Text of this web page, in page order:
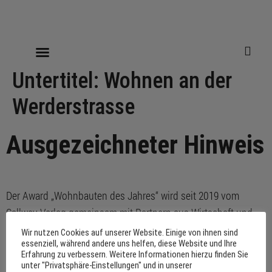
Untertitel: Wohnen an der
Werderstrasse
Ausgezeichneter Hinweis
Der Award „Wohnbauten des Jahres“ wird seit 2019 vom
Callwey Verlag gemeinsam mit Partnern aus Wirtschaft und
Gesellschaft vergeben.
Wir nutzen Cookies auf unserer Website. Einige von ihnen sind
essenziell, während andere uns helfen, diese Website und Ihre
Erfahrung zu verbessern. Weitere Informationen hierzu finden Sie
unter "Privatsphäre-Einstellungen" und in unserer